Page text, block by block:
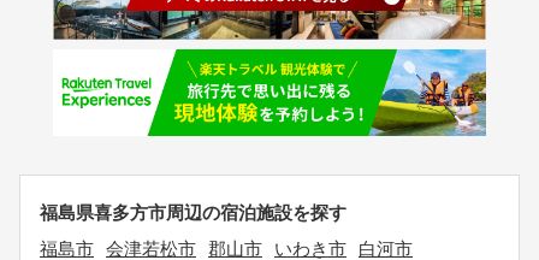
福島県喜多方市周辺の宿泊施設を探す
福島市 会津若松市 郡山市 いわき市
白河市